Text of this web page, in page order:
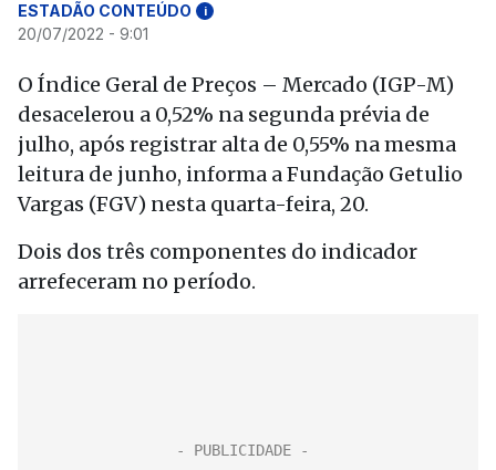
ESTADÃO CONTEÚDO i
20/07/2022 - 9:01
O Índice Geral de Preços – Mercado (IGP-M)
desacelerou a 0,52% na segunda prévia de
julho, após registrar alta de 0,55% na mesma
leitura de junho, informa a Fundação Getulio
Vargas (FGV) nesta quarta-feira, 20.
Dois dos três componentes do indicador
arrefeceram no período.